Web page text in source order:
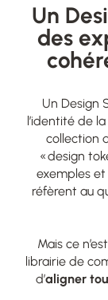
Un
des
Un Design
l’identité de
collection
« design
exemples et des
réfèrent au
Mais ce
librairie de
d’aligner